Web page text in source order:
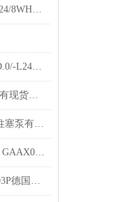
德国哈威截止阀VZP1R2R2-M24/8WHAWE换向阀
德国HYDAC压差发讯器VM2D.0/-L24现货库存贺德克样本
原装力士乐0510525009齿轮泵有现货出售1515800013
环卫车使用XPi41法国力度克柱塞泵有库存欢迎选购
德国SCHIENLE线圈7470010S GAAX035F20D44 24V
原装HYDAC空气滤芯0005L003P德国贺德克过滤器滤芯